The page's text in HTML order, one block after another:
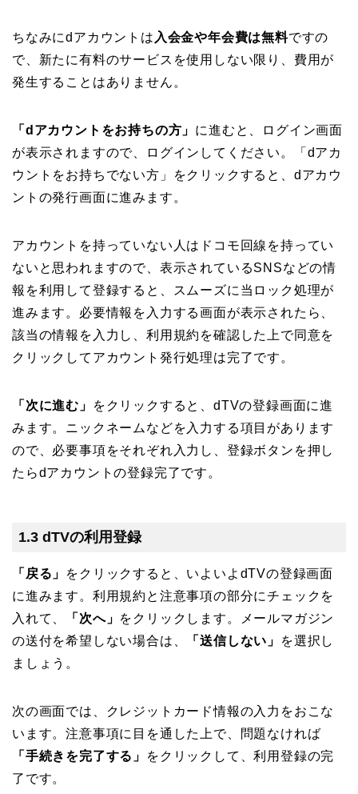
ちなみにdアカウントは 入会金や年会費は無料ですの
で、新たに有料のサービスを使用しない限り、費用が
発生することはありません。
「dアカウントをお持ちの方」 に進むと、ログイン画面
が表示されますので、ログインしてください。「dアカ
ウントをお持ちでない方」をクリックすると、dアカウ
ントの発行画面に進みます。
アカウントを持っていない人はドコモ回線を持ってい
ないと思われますので、表示されているSNSなどの情
報を利用して登録すると、スムーズに当ロック処理が
進みます。必要情報を入力する画面が表示されたら、
該当の情報を入力し、利用規約を確認した上で同意を
クリックしてアカウント発行処理は完了です。
「次に進む」
をクリックすると、dTVの登録画面に進
みます。ニックネームなどを入力する項目があります
ので、必要事項をそれぞれ入力し、登録ボタンを押し
たらdアカウントの登録完了です。
1.3 dTVの利用登録
「戻る」
をクリックすると、いよいよdTVの登録画面
に進みます。利用規約と注意事項の部分にチェックを
入れて、
「次へ」 をクリックします。メールマガジン
の送付を希望しない場合は、
「送信しない」
を選択し
ましょう。
次の画面では、クレジットカード情報の入力をおこな
います。注意事項に目を通した上で、問題なければ
「手続きを完了する」
をクリックして、利用登録の完
了です。